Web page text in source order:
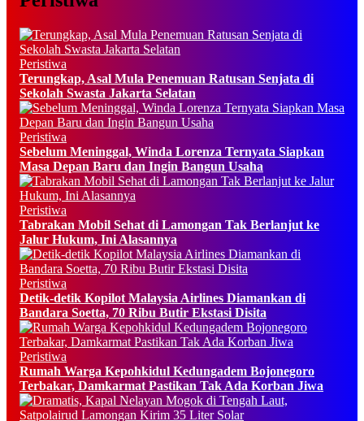
Peristiwa
Terungkap, Asal Mula Penemuan Ratusan Senjata di
Sekolah Swasta Jakarta Selatan
Peristiwa
Sebelum Meninggal, Winda Lorenza Ternyata Siapkan
Masa Depan Baru dan Ingin Bangun Usaha
Peristiwa
Tabrakan Mobil Sehat di Lamongan Tak Berlanjut ke
Jalur Hukum, Ini Alasannya
Peristiwa
Detik-detik Kopilot Malaysia Airlines Diamankan di
Bandara Soetta, 70 Ribu Butir Ekstasi Disita
Peristiwa
Rumah Warga Kepohkidul Kedungadem Bojonegoro
Terbakar, Damkarmat Pastikan Tak Ada Korban Jiwa